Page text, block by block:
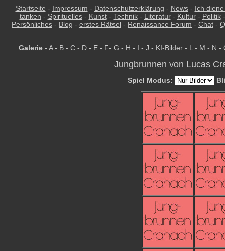
Startseite - Impressum - Datenschutzerklärung - News- Ich
tanken - Spirituelles- Kunst- Technik- Literatur- Kultur- Politik
Persönliches - Blog - erstes Rätsel - Renaissance Forum - Chat -
Galerie - A- B - C - D - E - F- G - H - I - J - KI-Bilder - L - M - N -
Jungbrunnen von Lucas
Spiel Modus: